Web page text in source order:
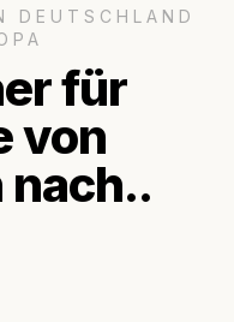
DEUTSCHLAND
für
von